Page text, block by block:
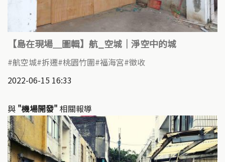
【島在現場＿圖輯】航_空城｜淨空中的城
航空城 拆遷 桃園竹圍 福海宮 徵收
2022-06-15 16:33
與 "機場開發" 相關報導